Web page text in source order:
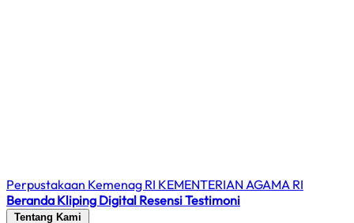
Perpustakaan Kemenag RI KEMENTERIAN AGAMA RI
Beranda Kliping Digital ResensiTestimoni
Tentang Kami